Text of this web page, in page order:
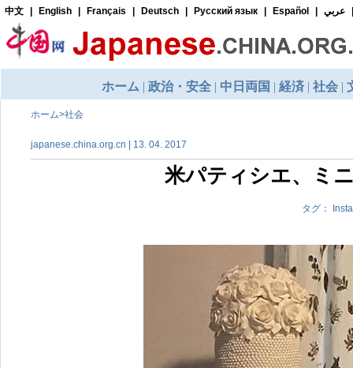
ホーム>社会
japanese.china.org.cn | 13. 04. 2017
米パティシエ、ミ
タグ：